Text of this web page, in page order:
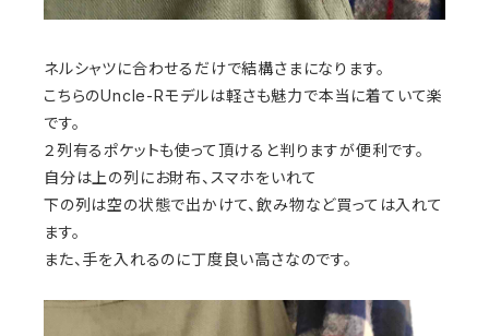
ネルシャツに合わせるだけで結構さまになります。
こちらのUncle-Rモデルは軽さも魅力で本当に着ていて楽
です。
２列有るポケットも使って頂けると判りますが便利です。
自分は上の列にお財布、スマホをいれて
下の列は空の状態で出かけて、飲み物など買っては入れて
ます。
また、手を入れるのに丁度良い高さなのです。